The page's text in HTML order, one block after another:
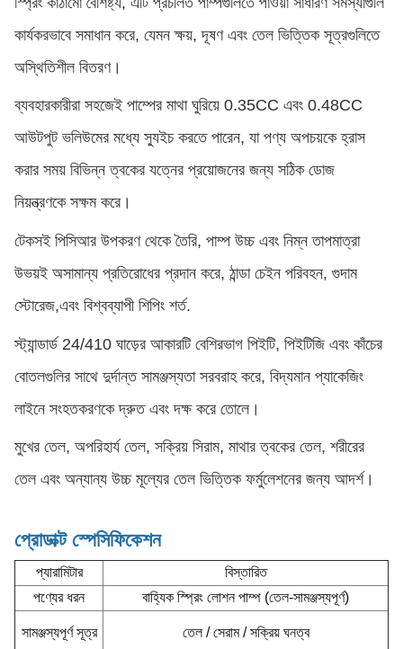
কার্যকরভাবে সমাধান করে, যেমন ক্ষয়, দূষণ এবং তেল ভিত্তিক সূত্রগুলিতে
অস্থিতিশীল বিতরণ।
ব্যবহারকারীরা সহজেই পাম্পের মাথা ঘুরিয়ে 0.35CC এবং 0.48CC
আউটপুট ভলিউমের মধ্যে স্যুইচ করতে পারেন, যা পণ্য অপচয়কে হ্রাস
করার সময় বিভিন্ন ত্বকের যত্নের প্রয়োজনের জন্য সঠিক ডোজ
নিয়ন্ত্রণকে সক্ষম করে।
টেকসই পিসিআর উপকরণ থেকে তৈরি, পাম্প উচ্চ এবং নিম্ন তাপমাত্রা
উভয়ই অসামান্য প্রতিরোধের প্রদান করে, ঠান্ডা চেইন পরিবহন, গুদাম
স্টোরেজ,এবং বিশ্বব্যাপী শিপিং শর্ত.
স্ট্যান্ডার্ড 24/410 ঘাড়ের আকারটি বেশিরভাগ পিইটি, পিইটিজি এবং কাঁচের
বোতলগুলির সাথে দুর্দান্ত সামঞ্জস্যতা সরবরাহ করে, বিদ্যমান প্যাকেজিং
লাইনে সংহতকরণকে দ্রুত এবং দক্ষ করে তোলে।
মুখের তেল, অপরিহার্য তেল, সক্রিয় সিরাম, মাথার ত্বকের তেল, শরীরের
তেল এবং অন্যান্য উচ্চ মূল্যের তেল ভিত্তিক ফর্মুলেশনের জন্য আদর্শ।
প্রোডাক্ট স্পেসিফিকেশন
প্যারামিটার
বিস্তারিত
পণ্যের ধরন
বাহ্যিক স্প্রিং লোশন পাম্প (তেল-সামঞ্জস্যপূর্ণ)
সামঞ্জস্যপূর্ণ সূত্র তেল / সেরাম / সক্রিয় ঘনত্ব